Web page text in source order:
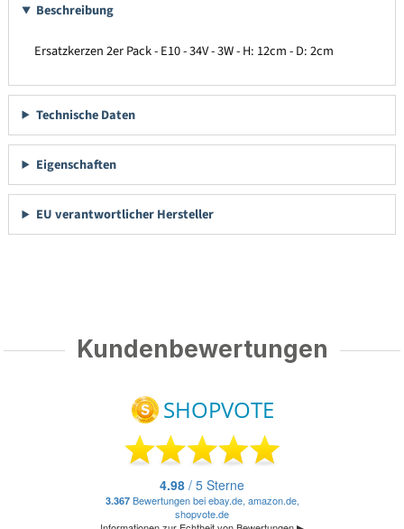
Beschreibung
Ersatzkerzen 2er Pack - E10 - 34V - 3W - H: 12cm - D: 2cm
Technische Daten
Eigenschaften
EU verantwortlicher Hersteller
Kundenbewertungen